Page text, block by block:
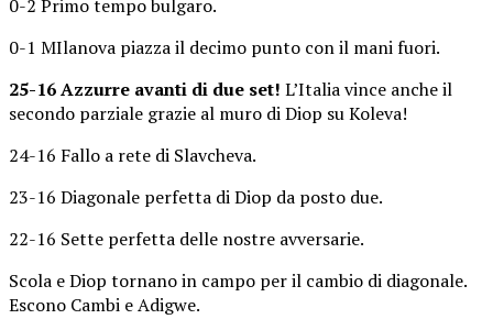
0-2 Primo tempo bulgaro.
0-1 MIlanova piazza il decimo punto con il mani fuori.
25-16 Azzurre avanti di due set! L’Italia vince anche il
secondo parziale grazie al muro di Diop su Koleva!
24-16 Fallo a rete di Slavcheva.
23-16 Diagonale perfetta di Diop da posto due.
22-16 Sette perfetta delle nostre avversarie.
Scola e Diop tornano in campo per il cambio di diagonale.
Escono Cambi e Adigwe.